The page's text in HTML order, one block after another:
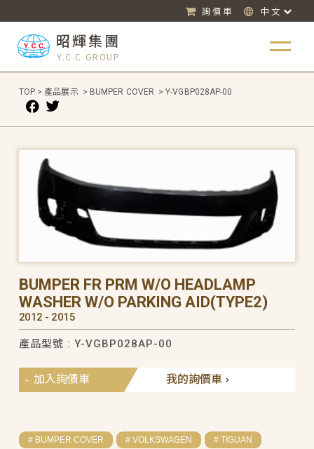
詢價車 中文
昭輝集團
Y.C.C GROUP
TOP > 產品展示 > BUMPER COVER > Y-VGBP028AP-00
BUMPER FR PRM W/O HEADLAMP
WASHER W/O PARKING AID(TYPE2)
2012 - 2015
產品型號 : Y-VGBP028AP-00
我的詢價車
加入詢價車
# BUMPER COVER # VOLKSWAGEN # TIGUAN